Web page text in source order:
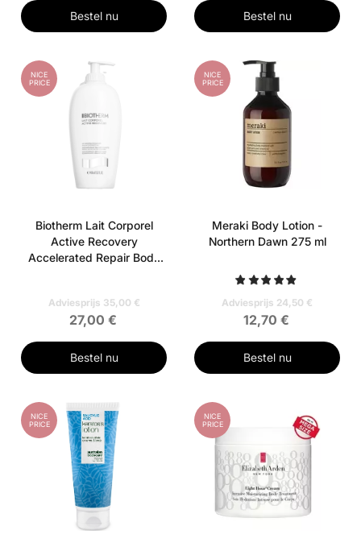
Bestel nu Bestel nu
NICE
PRICE
Biotherm Lait Corporel
Active Recovery
Accelerated Repair Body
Adviesprijs 35,00 €
27,00 €
Bestel nu
NICE
PRICE
Meraki Body Lotion -
Northern Dawn 275 ml
Adviesprijs 24,50 €
12,70 €
Bestel nu
NICE
PRICE
NICE
PRICE